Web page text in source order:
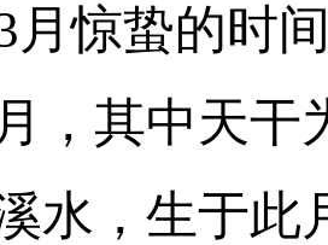
月惊蛰的时
，其中天干
水，生于此